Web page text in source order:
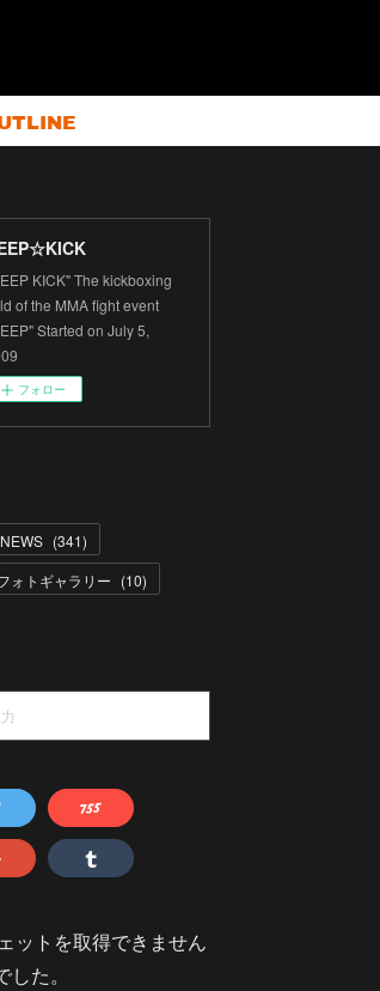
KICK" The kickboxing
of the MMA fight event
Started on July 5,
フォロー
NEWS (341)
ォトギャラリー (10)
ットを取得できません
した。